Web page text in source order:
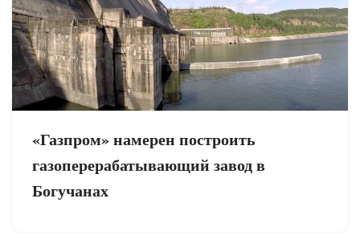
«Газпром» намерен построить
газоперерабатывающий завод в
Богучанах